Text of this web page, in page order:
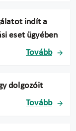
indít a
eset ügyében
Tovább
dolgozóit
Tovább